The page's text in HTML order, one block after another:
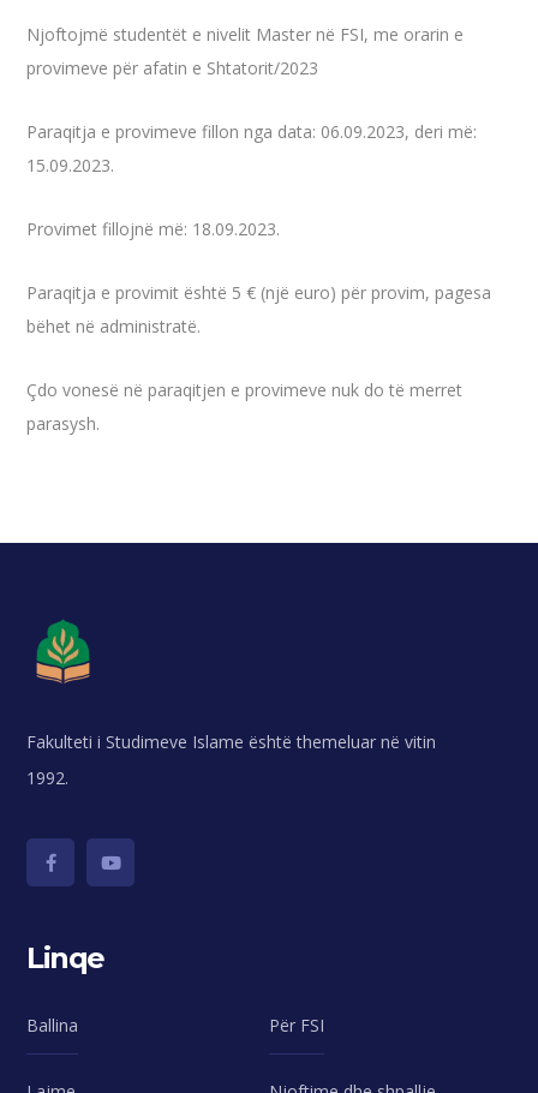
Njoftojmë studentët e nivelit Master në FSI, me orarin e
provimeve për afatin e Shtatorit/2023
Paraqitja e provimeve fillon nga data: 06.09.2023, deri më:
15.09.2023.
Provimet fillojnë më: 18.09.2023.
Paraqitja e provimit është 5 € (një euro) për provim, pagesa
bëhet në administratë.
Çdo vonesë në paraqitjen e provimeve nuk do të merret
parasysh.
Fakulteti i Studimeve Islame është themeluar në vitin
1992.
Linqe
Ballina Për FSI